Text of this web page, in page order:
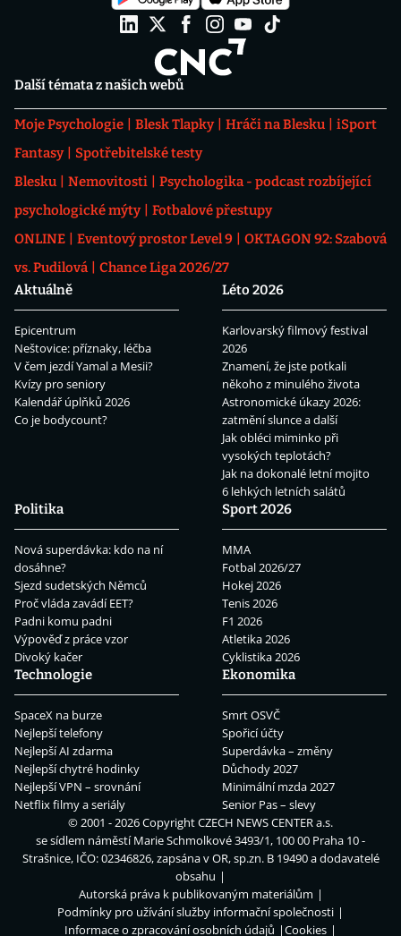
Další témata z našich webů
Moje Psychologie Blesk Tlapky Hráči na Blesku
iSport
Fantasy
Spotřebitelské testy
Blesku
Nemovitosti
Psychologika - podcast rozbíjející
psychologické mýty
Fotbalové přestupy
ONLINE
Eventový prostor Level 9
OKTAGON 92: Szabová
vs. Pudilová
Chance Liga 2026/27
Aktuálně
Epicentrum
Neštovice: příznaky, léčba
V čem jezdí Yamal a Mesii?
Kvízy pro seniory
Kalendář úplňků 2026
Co je bodycount?
Léto 2026
Karlovarský filmový festival
2026
Znamení, že jste potkali
někoho z minulého života
Astronomické úkazy 2026:
zatmění slunce a další
Jak obléci miminko při
vysokých teplotách?
Jak na dokonalé letní mojito
6 lehkých letních salátů
Politika
Nová superdávka: kdo na ní
dosáhne?
Sjezd sudetských Němců
Proč vláda zavádí EET?
Padni komu padni
Výpověď z práce vzor
Divoký kačer
Sport 2026
MMA
Fotbal 2026/27
Hokej 2026
Tenis 2026
F1 2026
Atletika 2026
Cyklistika 2026
Technologie
SpaceX na burze
Nejlepší telefony
Nejlepší AI zdarma
Nejlepší chytré hodinky
Nejlepší VPN – srovnání
Netflix filmy a seriály
Ekonomika
Smrt OSVČ
Spořicí účty
Superdávka – změny
Důchody 2027
Minimální mzda 2027
Senior Pas – slevy
© 2001 - 2026 CopyrightCZECH NEWS CENTER a.s.
se sídlem náměstí Marie Schmolkové 3493/1, 100 00 Praha 10 -
Strašnice, IČO: 02346826, zapsána v OR, sp.zn. B 19490 a dodavatelé
obsahu
Autorská práva k publikovaným materiálům
Podmínky pro užívání služby informační společnosti
Informace o zpracování osobních údajů
Cookies